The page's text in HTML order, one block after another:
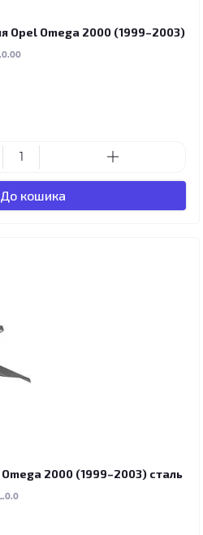
Opel Omega 2000 (1999–2003)
До кошика
2000 (1999–2003) сталь